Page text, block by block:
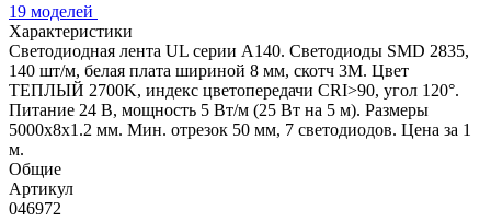
19 моделей
Характеристики
Светодиодная лента UL серии A140. Светодиоды SMD 2835,
140 шт/м, белая плата шириной 8 мм, скотч 3M. Цвет
ТЕПЛЫЙ 2700K, индекс цветопередачи CRI>90, угол 120°.
Питание 24 В, мощность 5 Вт/м (25 Вт на 5 м). Размеры
5000x8x1.2 мм. Мин. отрезок 50 мм, 7 светодиодов. Цена за 1
м.
Общие
Артикул
046972